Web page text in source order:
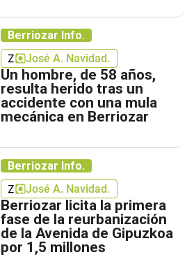
Berriozar Info.
José A. Navidad.
Un hombre, de 58 años,
resulta herido tras un
accidente con una mula
mecánica en Berriozar
Berriozar Info.
José A. Navidad.
Berriozar licita la primera
fase de la reurbanización
de la Avenida de Gipuzkoa
por 1,5 millones